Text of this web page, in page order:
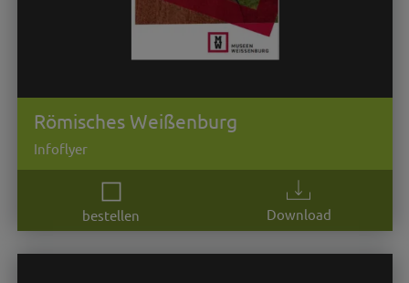
Römisches Weißenburg
Infoflyer
bestellen Download